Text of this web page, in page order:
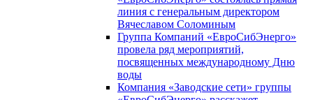
линия с генеральным директором
Вячеславом Соломиным
Группа Компаний «ЕвроСибЭнерго»
провела ряд мероприятий,
посвященных международному Дню
воды
Компания «Заводские сети» группы